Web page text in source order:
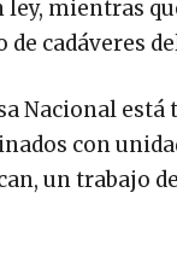
ley, mientras
cadáveres
Nacional
con
un trabajo